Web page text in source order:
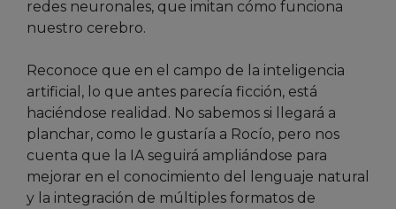
redes neuronales, que imitan cómo funciona
nuestro cerebro.
Reconoce que en el campo de la inteligencia
artificial, lo que antes parecía ficción, está
haciéndose realidad. No sabemos si llegará a
planchar, como le gustaría a Rocío, pero nos
cuenta que la IA seguirá ampliándose para
mejorar en el conocimiento del lenguaje natural
y la integración de múltiples formatos de